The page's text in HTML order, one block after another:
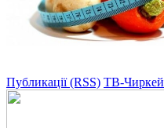
Публикації (RSS) ТВ-Чиркей